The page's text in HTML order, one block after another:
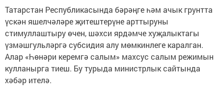
Татарстан Республикасында бәрәңге һәм ачык грунтта
үскән яшелчәләре җитештерүне арттыруны
стимуллаштыру өчен, шәхси ярдәмче хуҗалыктагы
үзмәшгульләргә субсидия алу мөмкинлеге каралган.
Алар «Һөнәри керемгә салым» махсус салым режимын
кулланырга тиеш. Бу турыда министрлык сайтында
хәбәр ителә.